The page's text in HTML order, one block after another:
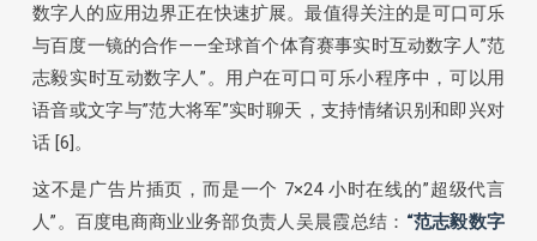
数字人的应用边界正在快速扩展。最值得关注的是可口可乐
与百度一镜的合作——全球首个体育赛事实时互动数字人”范
志毅实时互动数字人”。用户在可口可乐小程序中，可以用
语音或文字与”范大将军”实时聊天，支持情绪识别和即兴对
话 [6]。
这不是广告片插页，而是一个 7×24 小时在线的”超级代言
人”。百度电商商业业务部负责人吴晨霞总结： “范志毅数字